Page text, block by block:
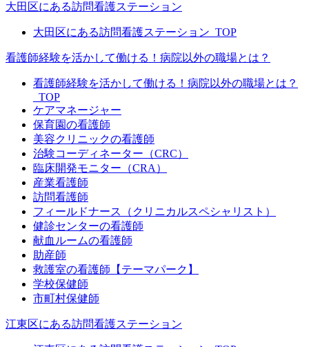
大田区にある訪問看護ステーション
大田区にある訪問看護ステーション_TOP
看護師経験を活かして働ける！病院以外の職場とは？
看護師経験を活かして働ける！病院以外の職場とは？
_TOP
ケアマネージャー
保育園の看護師
美容クリニックの看護師
治験コーディネーター（CRC）
臨床開発モニター（CRA）
産業看護師
訪問看護師
フィールドナース（クリニカルスペシャリスト）
健診センターの看護師
献血ルームの看護師
助産師
救護室の看護師【テーマパーク】
学校保健師
市町村保健師
江東区にある訪問看護ステーション